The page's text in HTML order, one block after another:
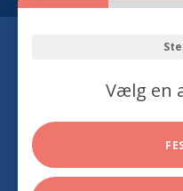
Vælg en